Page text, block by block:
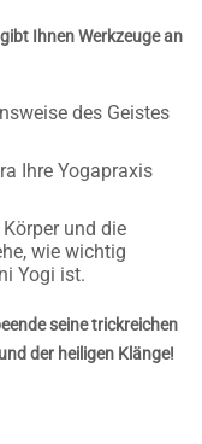
Ihnen Werkzeuge an
des Geistes
Ihre Yogapraxis
und die
wie wichtig
Yogi ist.
seine trickreichen
der heiligen Klänge!